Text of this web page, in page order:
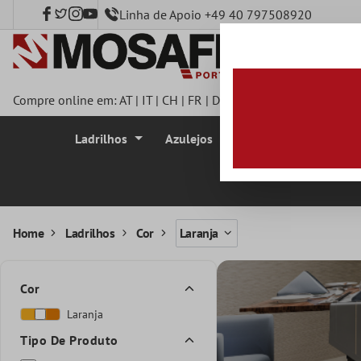
principal Linha de Apoio +49 40 797508920
Compre online em:AT| IT| CH | FR | DE
Ladrilhos Azulejos
Home Ladrilhos Cor Laranja
Cor
Laranja
Tipo De Produto